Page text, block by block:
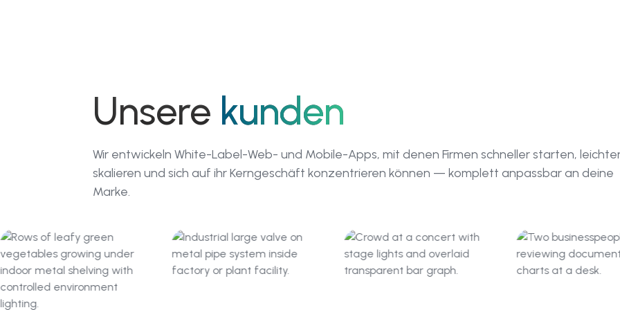
Unsere kunden
Wir entwickeln White-Label-Web- und Mobile-Apps, mit denen Firmen schneller starten,
skalieren und sich auf ihr Kerngeschäft konzentrieren können — komplett anpassbar an deine
Marke.